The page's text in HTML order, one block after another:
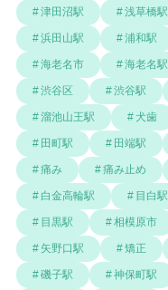
津田沼駅 浅草橋駅
浜田山駅 浦和駅
海老名市 海老名駅
渋谷区 渋谷駅
溜池山王駅 犬歯
田町駅 田端駅
痛み 痛み止め
白金高輪駅 目白駅
目黒駅 相模原市
矢野口駅 矯正
磯子駅 神保町駅